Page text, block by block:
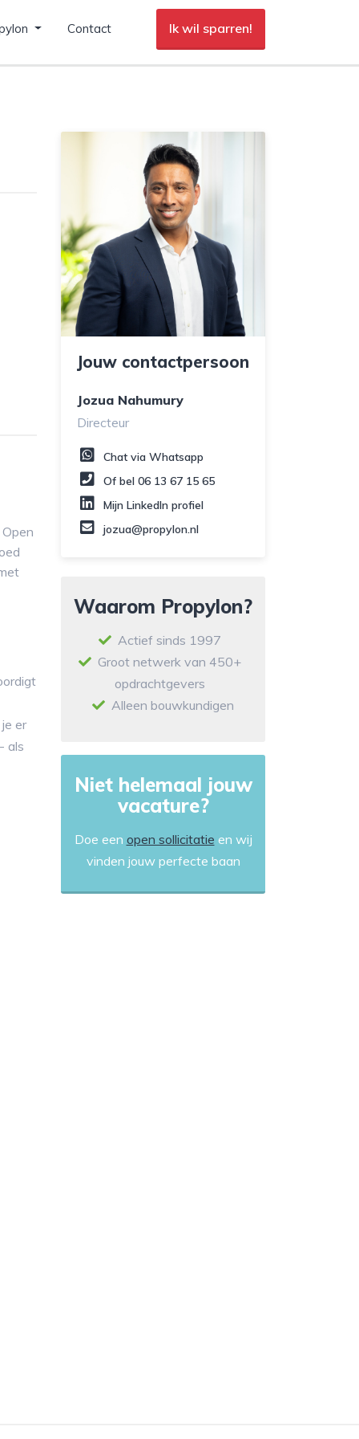
Contact Ik wil sparren!
er
als
Jouw contactpersoon
Jozua Nahumury
Directeur
Chat via Whatsapp
Of bel 06 13 67 15 65
Mijn LinkedIn profiel
jozua@propylon.nl
Waarom Propylon?
Actief sinds 1997
Groot netwerk van 450+
opdrachtgevers
Alleen bouwkundigen
Niet helemaal jouw
vacature?
Doe een open sollicitatie en wij
vinden jouw perfecte baan